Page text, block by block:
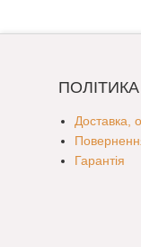
Доставка,
Гарантія